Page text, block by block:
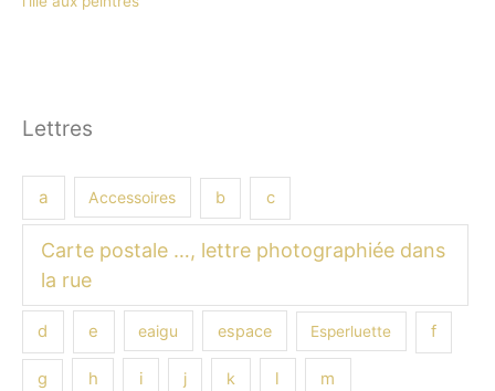
Lettres
a Accessoires b c
Carte postale …, lettre photographiée dans
la rue
d e eaigu espace Esperluette f
g h i j k l m